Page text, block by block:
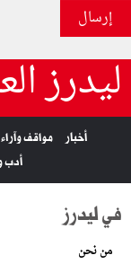
إرسال
ليدرز
أخبار مواقف وآراء
أدب
في ليدرز
من نحن